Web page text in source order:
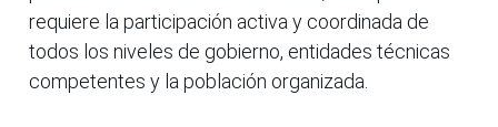
requiere la participación activa y coordinada de
todos los niveles de gobierno, entidades técnicas
competentes y la población organizada.